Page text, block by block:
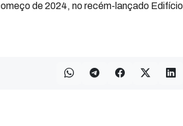
de 2024, no recém-lançado Edifício